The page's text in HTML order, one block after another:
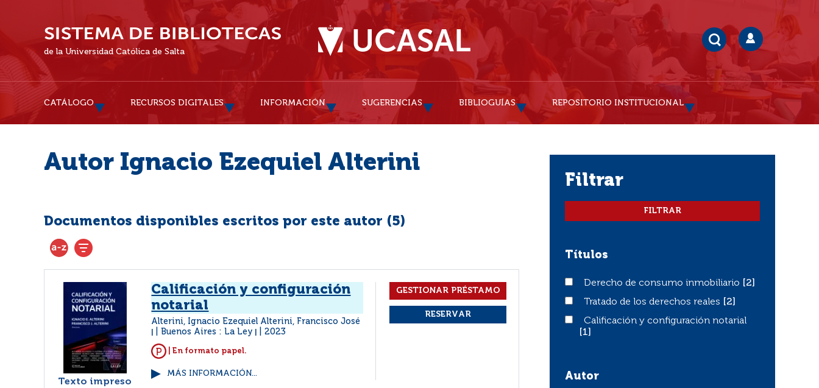
de la Universidad Católica de Salta
CATÁLOGO RECURSOS DIGITALES INFORMACIÓN SUGERENCIAS BIBLIOGUÍAS REPOSITORIO INSTITUCIONAL
Autor Ignacio Ezequiel Alterini
Documentos disponibles escritos por este autor (5)
Texto impreso
Calificación y configuración
notarial
Alterini, Ignacio Ezequiel Alterini, Francisco José
Buenos Aires : La Ley 2023
| En formato papel.
MÁS INFORMACIÓN...
filtrar
Títulos
Derecho de consumo inmobiliario
Derecho de consumo inmobiliario
[2]
Tratado de los derechos reales
Tratado de los derechos reales
[2]
Calificación y configuración notarial
Calificación y configuración notarial
[1]
Autor